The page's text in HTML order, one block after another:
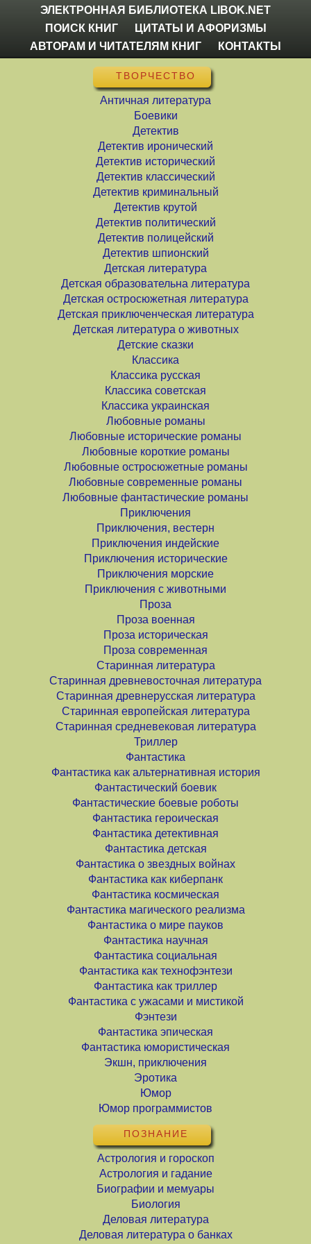
ЭЛЕКТРОННАЯ БИБЛИОТЕКА LIBOK.NET
ПОИСК КНИГ
ЦИТАТЫ И АФОРИЗМЫ
АВТОРАМ И ЧИТАТЕЛЯМ КНИГ
КОНТАКТЫ
ТВОРЧЕСТВО
Античная литература
Боевики
Детектив
Детектив иронический
Детектив исторический
Детектив классический
Детектив криминальный
Детектив крутой
Детектив политический
Детектив полицейский
Детектив шпионский
Детская литература
Детская образовательна литература
Детская остросюжетная литература
Детская приключенческая литература
Детская литература о животных
Детские сказки
Классика
Классика русская
Классика советская
Классика украинская
Любовные романы
Любовные исторические романы
Любовные короткие романы
Любовные остросюжетные романы
Любовные современные романы
Любовные фантастические романы
Приключения
Приключения, вестерн
Приключения индейские
Приключения исторические
Приключения морские
Приключения с животными
Проза
Проза военная
Проза историческая
Проза современная
Старинная литература
Старинная древневосточная литература
Старинная древнерусская литература
Старинная европейская литература
Старинная средневековая литература
Триллер
Фантастика
Фантастика как альтернативная история
Фантастический боевик
Фантастические боевые роботы
Фантастика героическая
Фантастика детективная
Фантастика детская
Фантастика о звездных войнах
Фантастика как киберпанк
Фантастика космическая
Фантастика магического реализма
Фантастика о мире пауков
Фантастика научная
Фантастика социальная
Фантастика как технофэнтези
Фантастика как триллер
Фантастика с ужасами и мистикой
Фэнтези
Фантастика эпическая
Фантастика юмористическая
Экшн, приключения
Эротика
Юмор
Юмор программистов
ПОЗНАНИЕ
Астрология и гороскоп
Астрология и гадание
Биографии и мемуары
Биология
Деловая литература
Деловая литература о банках